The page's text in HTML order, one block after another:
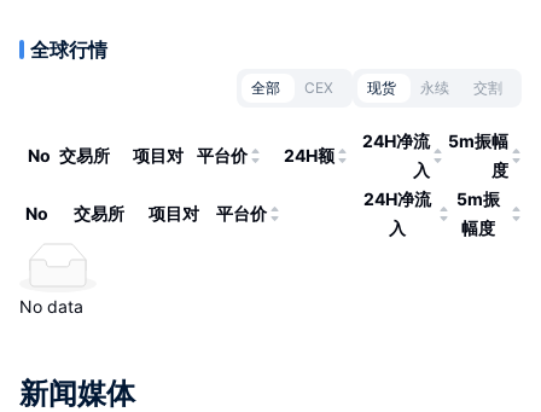
全球行情
全部 CEX 现货 永续 交割
No 交易所 项目对 平台价 24H额
24H净流
入
5m振幅
度
No 交易所 项目对 平台价
24H净流
入
5m振
幅度
No data
新闻媒体